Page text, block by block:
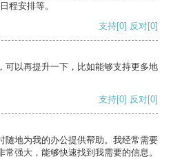
程安排等。
支持[0] 反对[0]
可以再提升一下，比如能够支持更多地
支持[0] 反对[0]
随地为我的办公提供帮助。我经常需要
强大，能够快速找到我需要的信息。